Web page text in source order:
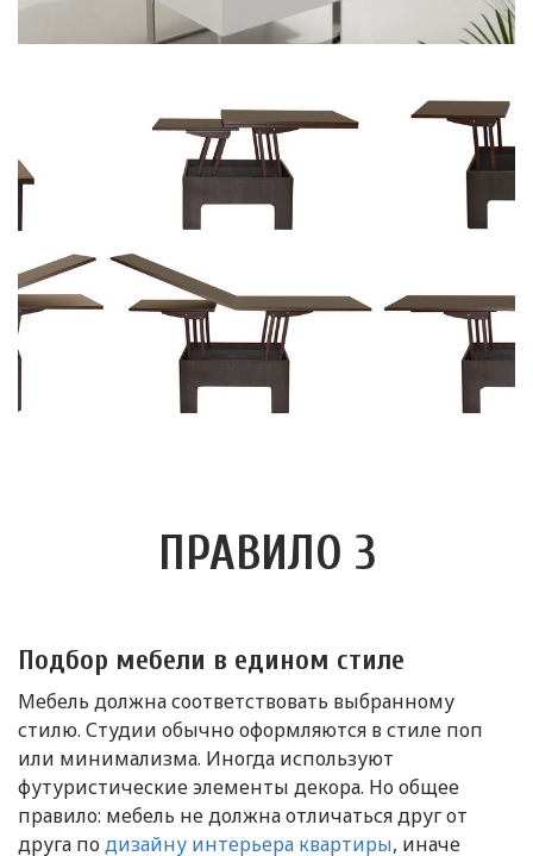
ПРАВИЛО 3
Подбор мебели в едином стиле
Мебель должна соответствовать выбранному
стилю. Студии обычно оформляются в стиле поп
или минимализма. Иногда используют
футуристические элементы декора. Но общее
правило: мебель не должна отличаться друг от
друга подизайну интерьера квартиры, иначе